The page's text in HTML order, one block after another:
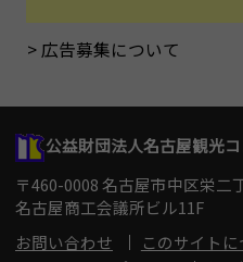
広告募集について
公益財団法人名古屋観光
〒460-0008 名古屋市中区栄二
名古屋商工会議所ビル11F
お問い合わせ
このサイトに